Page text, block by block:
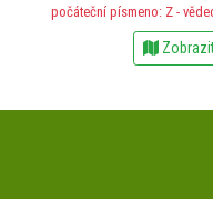
počáteční písmeno: Z -